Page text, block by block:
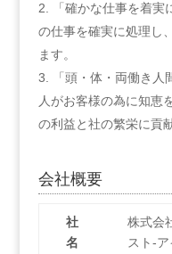
「確かな仕事を着
の仕事を確実に処理し
ます。
「頭・体・両働き
人がお客様の為に知恵
の利益と社の繁栄に貢
会社概要
社
名
株式会
スト-ア